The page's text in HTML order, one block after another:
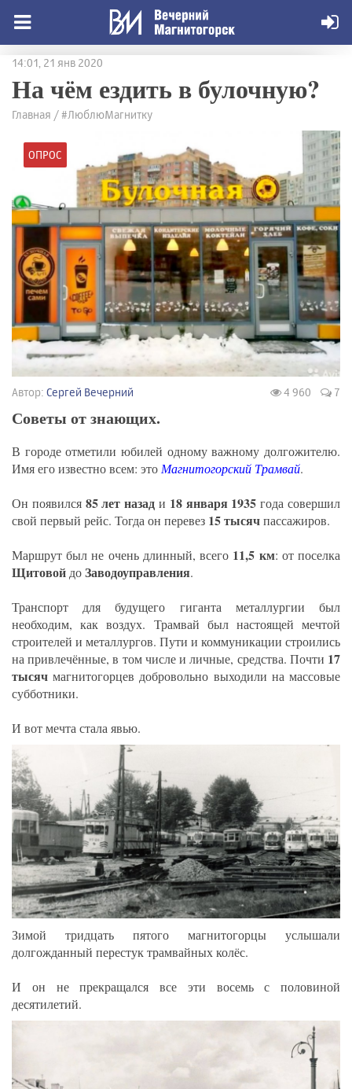
14:01, 21 янв 2020
На чём ездить в булочную?
Главная / #ЛюблюМагнитку
ОПРОС
Автор: Сергей Вечерний 4 960 7
Советы от знающих.
В городе отметили юбилей одному важному долгожителю.
Имя его известно всем: этоМагнитогорский Трамвай.
Он появился 85 лет назад и 18 января 1935 года совершил
свой первый рейс. Тогда он перевез 15 тысячпассажиров.
Маршрут был не очень длинный, всего 11,5 км: от поселка
ЩитовойдоЗаводоуправления.
Транспорт для будущего гиганта металлургии был
необходим, как воздух. Трамвай был настоящей мечтой
строителей и металлургов. Пути и коммуникации строились
на привлечённые, в том числе и личные, средства. Почти 17
тысяч магнитогорцев добровольно выходили на массовые
субботники.
И вот мечта стала явью.
Зимой тридцать пятого магнитогорцы услышали
долгожданный перестук трамвайных колёс.
И он не прекращался все эти восемь с половиной
десятилетий.